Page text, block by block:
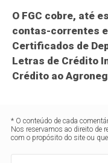
O FGC cobre, até
contas-correntes
Certificados de
Letras de Crédito
Crédito ao
* O conteúdo de cada
Nos reservamos ao direito de
com o propósito do site ou